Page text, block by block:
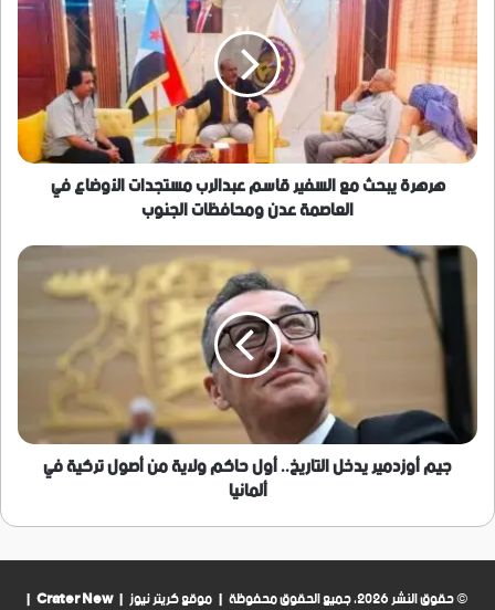
مع
السفير
قاسم
عبدالرب
مستجدات
الأوضاع
فيالعاصمة
الجنوب
هرهرة يبحث مع السفير قاسم عبدالرب مستجدات الأوضاع في
العاصمة عدن ومحافظات الجنوب
جيم
أوزدمير
يدخل
التاريخ..أول
حاكم
ولايةمن
أصول
تركية
جيم أوزدمير يدخل التاريخ.. أول حاكم ولاية من أصول تركية في
ألمانيا
© حقوق النشر 2026، جميع الحقوق محفوظة | موقع كريتر نيوز | Crater New
|